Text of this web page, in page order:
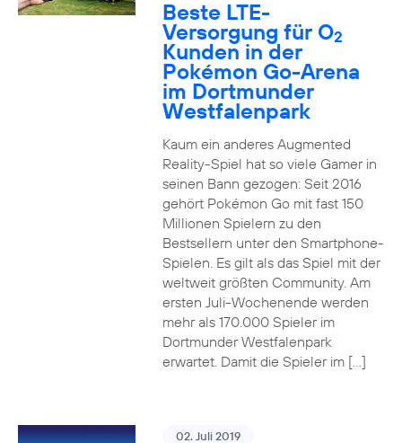
Beste LTE-
Versorgung für O2
Kunden in der
Pokémon Go-Arena
im Dortmunder
Westfalenpark
Kaum ein anderes Augmented
Reality-Spiel hat so viele Gamer in
seinen Bann gezogen: Seit 2016
gehört Pokémon Go mit fast 150
Millionen Spielern zu den
Bestsellern unter den Smartphone-
Spielen. Es gilt als das Spiel mit der
weltweit größten Community. Am
ersten Juli-Wochenende werden
mehr als 170.000 Spieler im
Dortmunder Westfalenpark
erwartet. Damit die Spieler im […]
02. Juli 2019